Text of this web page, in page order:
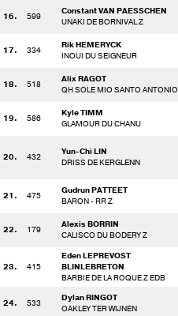
16. 599
Constant VAN PAESSCHEN
UNAKI DE BORNIVAL Z
17. 334
Rik HEMERYCK
INOUI DU SEIGNEUR
18. 518
Alix RAGOT
QH SOLE MIO SANTO ANTONIO
19. 586
Kyle TIMM
GLAMOUR DU CHANU
20. 432
Yun-Chi LIN
DRISS DE KERGLENN
21. 475
Gudrun PATTEET
BARON - RR Z
22. 179
Alexis BORRIN
CALISCO DU BODERY Z
23. 415
Eden LEPREVOST
BLINLEBRETON
BARBIE DE LA ROQUE Z EDB
24. 533
Dylan RINGOT
OAKLEY TER WIJNEN